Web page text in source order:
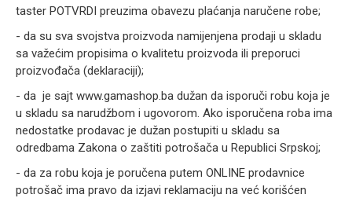
taster POTVRDI preuzima obavezu plaćanja naručene robe;
- da su sva svojstva proizvoda namijenjena prodaji u skladu
sa važećim propisima o kvalitetu proizvoda ili preporuci
proizvođača (deklaraciji);
- da je sajt www.gamashop.ba dužan da isporuči robu koja je
u skladu sa narudžbom i ugovorom. Ako isporučena roba ima
nedostatke prodavac je dužan postupiti u skladu sa
odredbama Zakona o zaštiti potrošača u Republici Srpskoj;
- da za robu koja je poručena putem ONLINE prodavnice
potrošač ima pravo da izjavi reklamaciju na već korišćen